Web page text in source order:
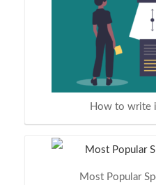
How to write
Most Popular